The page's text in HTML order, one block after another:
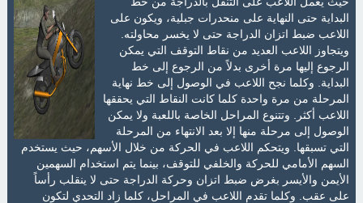
البداية حتى النهاية على منحدرات جبلية، ويكون على
اللاعب ضبط اتزان الدراجة حتى لا يخسر محاولته.
ويتجاوز اللاعب العديد من نقاط التوقف التي يمكن
الرجوع إليها مرة أخرى بدلاً من الرجوع إلى خط
البداية. وكلما نجح اللاعب في الوصول إلى خط نهاية
المرحلة من مرة واحدة كلما كانت النقاط التي يحققها
اللاعب أكثر. وتتنوع المراحل الخاصة باللعبة ولا يمكن
الوصول إلى مرحلة منها إلا بعد الانتهاء من المرحلة
التي تسبقها. ويتحكم اللاعب في الحركة من خلال الأسهم، حيث يستخدم
السهم الأمامي للحركة والخلفي للتوقف، بينما يتم استخدام السهمين
الأيمن والأيسر بغرض ضبط اتزان وحركة الدراجة حتى لا ينقلب رأساً
على عقب. وكلما تقدم اللاعب في المراحل، كلما زاد التحدي لتكون